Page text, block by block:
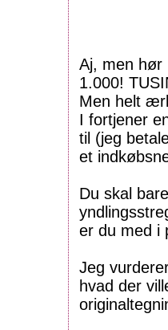
Aj, men
1.000!
Men helt
I fortjener
til (jeg
et
Du skal
er du med i
Jeg
hvad der